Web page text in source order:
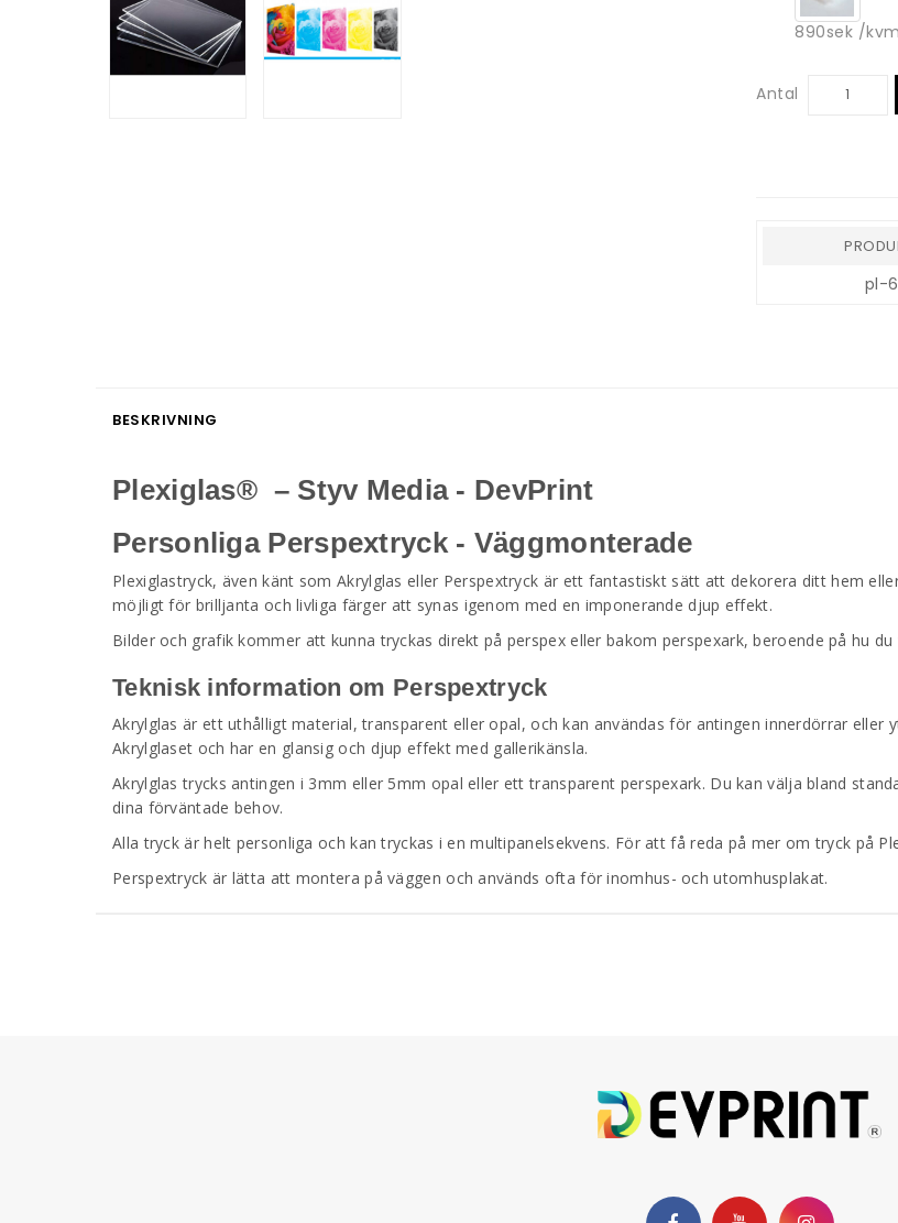
890sek /kvm
Antal
pl-
BESKRIVNING
Plexiglas® – Styv Media - DevPrint
Personliga Perspextryck - Väggmonterade
Plexiglastryck, även känt som Akrylglas eller Perspextryck är ett fantastiskt sätt att dekorera ditt hem
möjligt för brilljanta och livliga färger att synas igenom med en imponerande djup effekt.
Bilder och grafik kommer att kunna tryckas direkt på perspex eller bakom perspexark, beroende på hu
Teknisk information om Perspextryck
Akrylglas är ett uthålligt material, transparent eller opal, och kan användas för antingen innerdörrar
Akrylglaset och har en glansig och djup effekt med gallerikänsla.
Akrylglas trycks antingen i 3mm eller 5mm opal eller ett transparent perspexark. Du kan välja bland
dina förväntade behov.
Alla tryck är helt personliga och kan tryckas i en multipanelsekvens. För att få reda på mer om tryck på
Perspextryck är lätta att montera på väggen och används ofta för inomhus- och utomhusplakat.